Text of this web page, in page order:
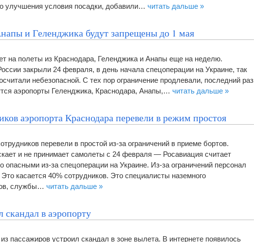
улучшения условия посадки, добавили… читать дальше »
и Геленджика будут запрещены до 1 мая
на полеты из Краснодара, Геленджика и Анапы еще на неделю.
закрыли 24 февраля, в день начала спецоперации на Украине, так
небезопасной. С тех пор ограничение продлевали, последний раз
аэропорты Геленджика, Краснодара, Анапы,… читать дальше »
аэропорта Краснодара перевели в режим простоя
перевели в простой из-за ограничений в приеме бортов.
и не принимает самолеты с 24 февраля — Росавиация считает
опасными из-за спецоперации на Украине. Из-за ограничений персонал
касается 40% сотрудников. Это специалисты наземного
службы… читать дальше »
в аэропорту
пассажиров устроил скандал в зоне вылета. В интернете появилось